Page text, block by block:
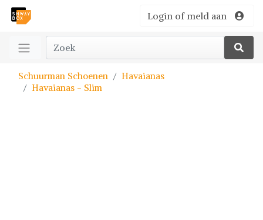
Login of meld aan
Schuurman Schoenen
Havaianas
Havaianas - Slim